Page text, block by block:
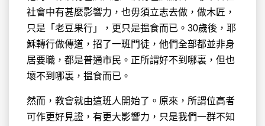
社會中有甚麼影響力，也毋須立志去做，做木匠，
只是「老豆果行」，更只是揾食而已。30歲後，耶
穌轉行做傳道，招了一班門徒，他們全部都並非身
居要職，都是普通市民。正所謂好不到哪裏，但也
壞不到哪裏，揾食而已。
然而，教會就由這班人開始了。原來，所謂位高者
可作更好見證，有更大影響力，只是我們一群不知